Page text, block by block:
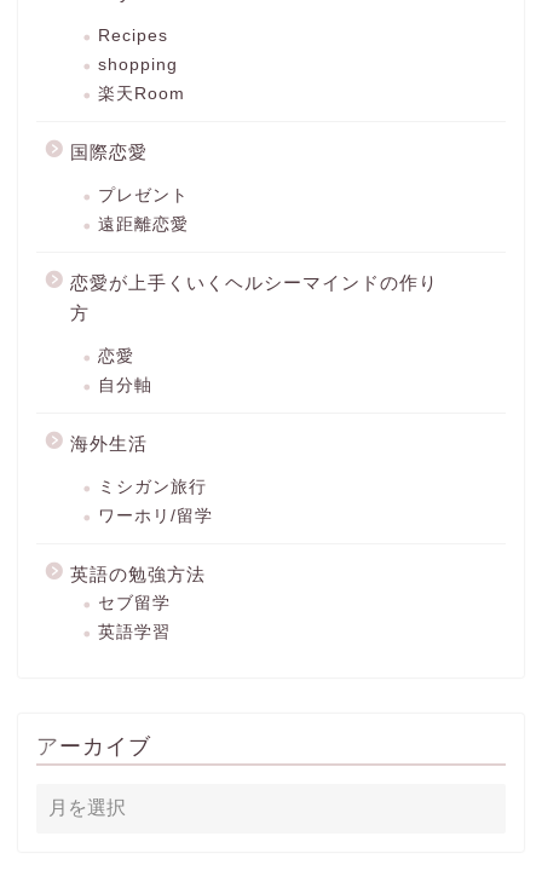
Recipes
shopping
楽天Room
国際恋愛
プレゼント
遠距離恋愛
恋愛が上手くいくヘルシーマインドの作り
方
恋愛
自分軸
海外生活
ミシガン旅行
ワーホリ/留学
英語の勉強方法
セブ留学
英語学習
アーカイブ